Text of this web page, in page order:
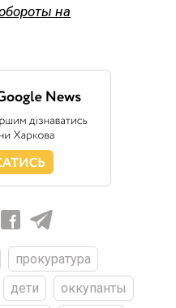
на
прокуратура
дети
оккупанты